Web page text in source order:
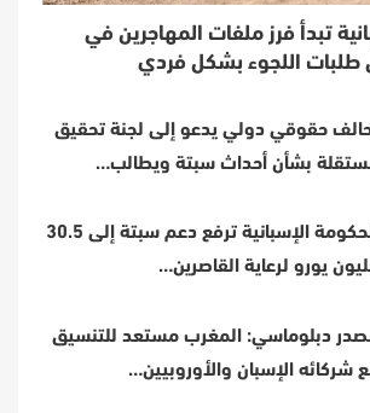
تبدأ فرز ملفات المهاجرين في
طلبات اللجوء بشكل فردي
حقوقي دولي يدعو إلى لجنة تحقيق
بشأن أحداث سبتة ويطالب…
الحكومة الإسبانية ترفع دعم سبتة إلى 30.5
يورو لرعاية القاصرين…
دبلوماسي: المغرب مستعد للتنسيق
شركائه الإسبان والأوروبيين…